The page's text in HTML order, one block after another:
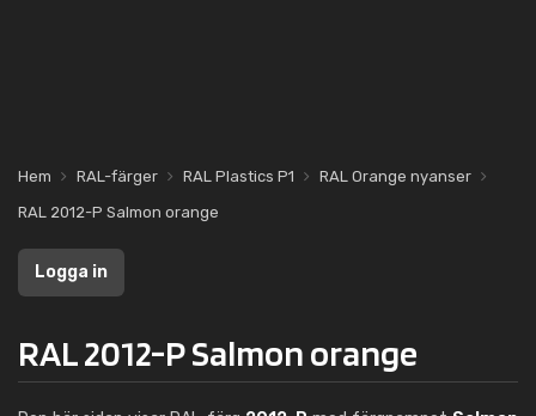
Hem RAL-färger RAL Plastics P1
RAL Orange nyanser
RAL 2012-P Salmon orange
Logga in
RAL 2012-P Salmon orange